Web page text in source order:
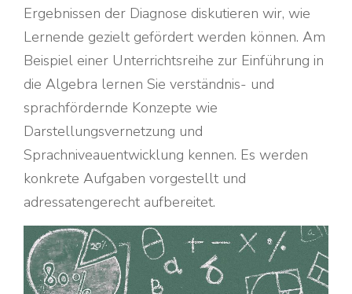
Ergebnissen der Diagnose diskutieren wir, wie
Lernende gezielt gefördert werden können. Am
Beispiel einer Unterrichtsreihe zur Einführung in
die Algebra lernen Sie verständnis- und
sprachfördernde Konzepte wie
Darstellungsvernetzung und
Sprachniveauentwicklung kennen. Es werden
konkrete Aufgaben vorgestellt und
adressatengerecht aufbereitet.